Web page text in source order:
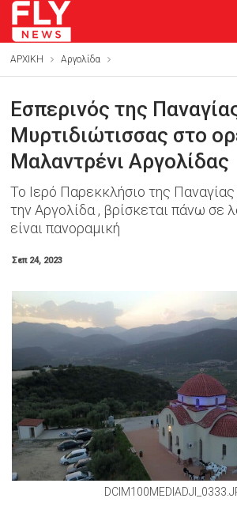
ΑΡΧΙΚΗ Αργολίδα
Εσπερινός της
Μυρτιδιώτισσας στο
Μαλαντρένι Αργολίδας
Το Ιερό Παρεκκλήσιο της
την Αργολίδα , βρίσκεται πάνω σε
είναι πανοραμική
Σεπ 24, 2023